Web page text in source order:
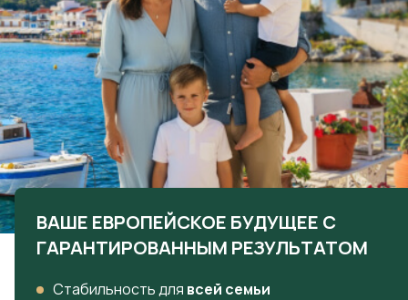
ВАШЕ ЕВРОПЕЙСКОЕ БУДУЩЕЕ С
ГАРАНТИРОВАННЫМ РЕЗУЛЬТАТОМ
Стабильность для всей семьи